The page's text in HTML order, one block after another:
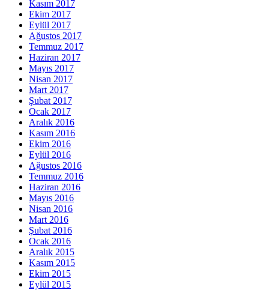
Kasım 2017
Ekim 2017
Eylül 2017
Ağustos 2017
Temmuz 2017
Haziran 2017
Mayıs 2017
Nisan 2017
Mart 2017
Şubat 2017
Ocak 2017
Aralık 2016
Kasım 2016
Ekim 2016
Eylül 2016
Ağustos 2016
Temmuz 2016
Haziran 2016
Mayıs 2016
Nisan 2016
Mart 2016
Şubat 2016
Ocak 2016
Aralık 2015
Kasım 2015
Ekim 2015
Eylül 2015